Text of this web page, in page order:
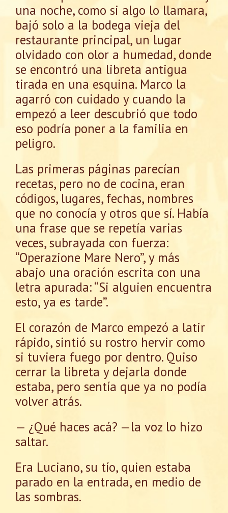
una noche, como si algo lo llamara,
bajó solo a la bodega vieja del
restaurante principal, un lugar
olvidado con olor a humedad, donde
se encontró una libreta antigua
tirada en una esquina. Marco la
agarró con cuidado y cuando la
empezó a leer descubrió que todo
eso podría poner a la familia en
peligro.
Las primeras páginas parecían
recetas, pero no de cocina, eran
códigos, lugares, fechas, nombres
que no conocía y otros que sí. Había
una frase que se repetía varias
veces, subrayada con fuerza:
“Operazione Mare Nero”, y más
abajo una oración escrita con una
letra apurada: “Si alguien encuentra
esto, ya es tarde”.
El corazón de Marco empezó a latir
rápido, sintió su rostro hervir como
si tuviera fuego por dentro. Quiso
cerrar la libreta y dejarla donde
estaba, pero sentía que ya no podía
volver atrás.
— ¿Qué haces acá? —la voz lo hizo
saltar.
Era Luciano, su tío, quien estaba
parado en la entrada, en medio de
las sombras.